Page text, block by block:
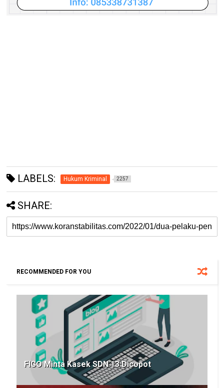
LABELS: Hukum Kriminal 2257
SHARE:
RECOMMENDED FOR YOU
FIGO Minta Kasek SDN 13 Dicopot